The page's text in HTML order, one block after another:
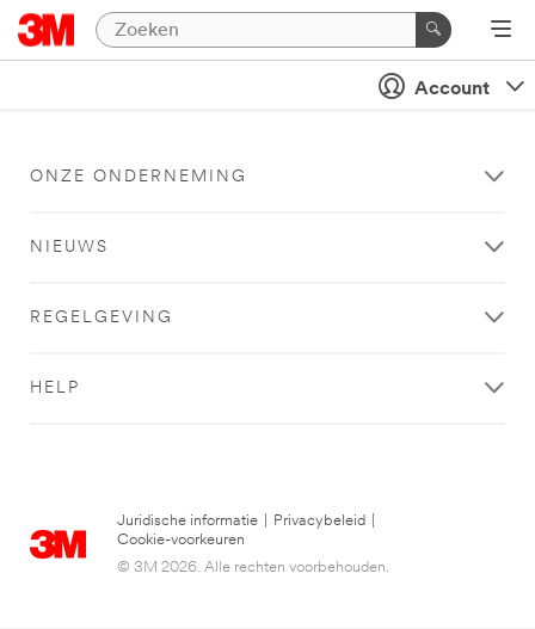
Account
ONZE ONDERNEMING
NIEUWS
REGELGEVING
HELP
Juridische informatie Privacybeleid
Cookie-voorkeuren
© 3M 2026. Alle rechten voorbehouden.